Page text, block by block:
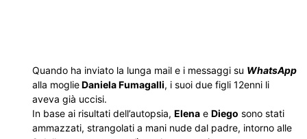
Quando ha inviato la lunga mail e i messaggi su WhatsApp
alla moglieDaniela Fumagalli, i suoi due figli 12enni li
aveva già uccisi.
In base ai risultati dell’autopsia, Elena e Diego sono stati
ammazzati, strangolati a mani nude dal padre, intorno alle